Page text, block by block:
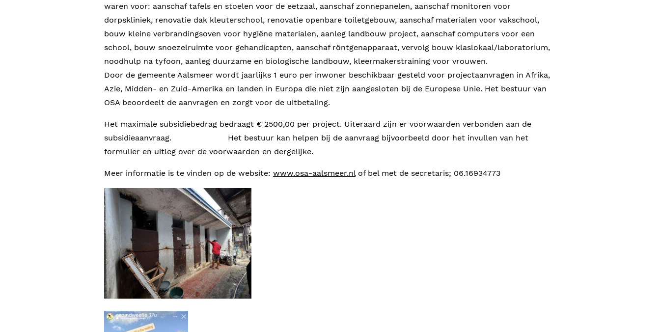
waren voor: aanschaf tafels en stoelen voor de eetzaal, aanschaf zonnepanelen, aanschaf monitoren voor
dorpskliniek, renovatie dak kleuterschool, renovatie openbare toiletgebouw, aanschaf materialen voor vakschool,
bouw kleine verbrandingsoven voor hygiëne materialen, aanleg landbouw project, aanschaf computers voor een
school, bouw snoezelruimte voor gehandicapten, aanschaf röntgenapparaat, vervolg bouw klaslokaal/laboratorium,
noodhulp na tyfoon, aanleg duurzame en biologische landbouw, kleermakerstraining voor vrouwen.
Door de gemeente Aalsmeer wordt jaarlijks 1 euro per inwoner beschikbaar gesteld voor projectaanvragen in Afrika,
Azie, Midden- en Zuid-Amerika en landen in Europa die niet zijn aangesloten bij de Europese Unie. Het bestuur van
OSA beoordeelt de aanvragen en zorgt voor de uitbetaling.
Het maximale subsidiebedrag bedraagt € 2500,00 per project. Uiteraard zijn er voorwaarden verbonden aan de
subsidieaanvraag. Het bestuur kan helpen bij de aanvraag bijvoorbeeld door het invullen van het
formulier en uitleg over de voorwaarden en dergelijke.
Meer informatie is te vinden op de website: www.osa-aalsmeer.nlof bel met de secretaris; 06.16934773